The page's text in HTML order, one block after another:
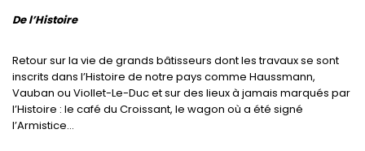
De l’Histoire
Retour sur la vie de grands bâtisseurs dont les travaux se sont
inscrits dans l’Histoire de notre pays comme Haussmann,
Vauban ou Viollet-Le-Duc et sur des lieux à jamais marqués par
l’Histoire : le café du Croissant, le wagon où a été signé
l’Armistice…